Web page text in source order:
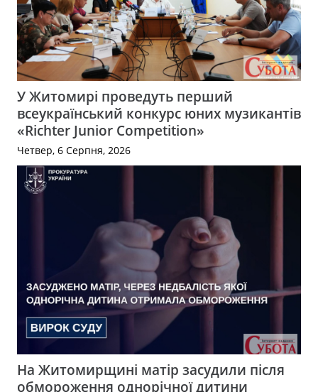
У Житомирі проведуть перший
всеукраїнський конкурс юних музикантів
«Richter Junior Competition»
Четвер, 6 Серпня, 2026
На Житомирщині матір засудили після
обмороження однорічної дитини